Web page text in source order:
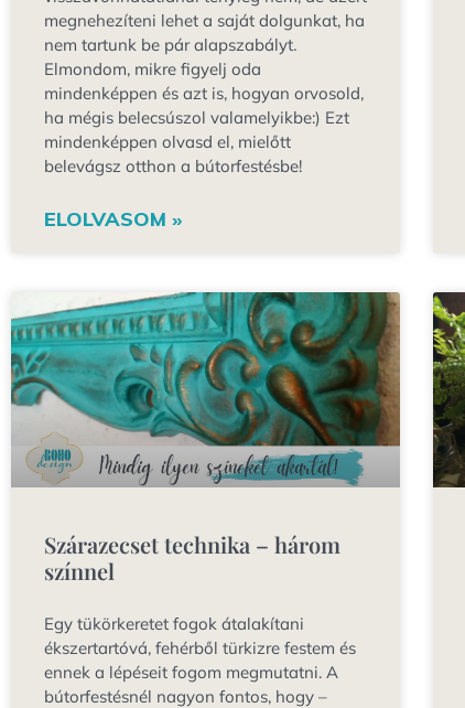
megnehezíteni lehet a saját dolgunkat, ha
nem tartunk be pár alapszabályt.
Elmondom, mikre figyelj oda
mindenképpen és azt is, hogyan orvosold,
ha mégis belecsúszol valamelyikbe:) Ezt
mindenképpen olvasd el, mielőtt
belevágsz otthon a bútorfestésbe!
ELOLVASOM »
Szárazecset technika – három
színnel
Egy tükörkeretet fogok átalakítani
ékszertartóvá, fehérből türkizre festem és
ennek a lépéseit fogom megmutatni. A
bútorfestésnél nagyon fontos, hogy –